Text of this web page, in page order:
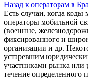
Назад к операторам в
Есть случаи, когда
операторы мобильной
(военные,
фиксированного и
организации и др.
устаревшим
участниками рынка или
течение определенного